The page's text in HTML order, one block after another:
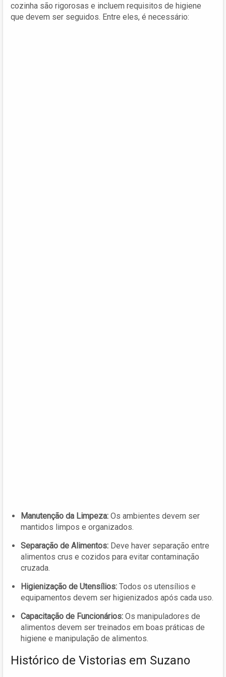
cozinha são rigorosas e incluem requisitos de higiene
que devem ser seguidos. Entre eles, é necessário:
Manutenção da Limpeza: Os ambientes devem ser
mantidos limpos e organizados.
Separação de Alimentos: Deve haver separação entre
alimentos crus e cozidos para evitar contaminação
cruzada.
Higienização de Utensílios: Todos os utensílios e
equipamentos devem ser higienizados após cada uso.
Capacitação de Funcionários: Os manipuladores de
alimentos devem ser treinados em boas práticas de
higiene e manipulação de alimentos.
Histórico de Vistorias em Suzano